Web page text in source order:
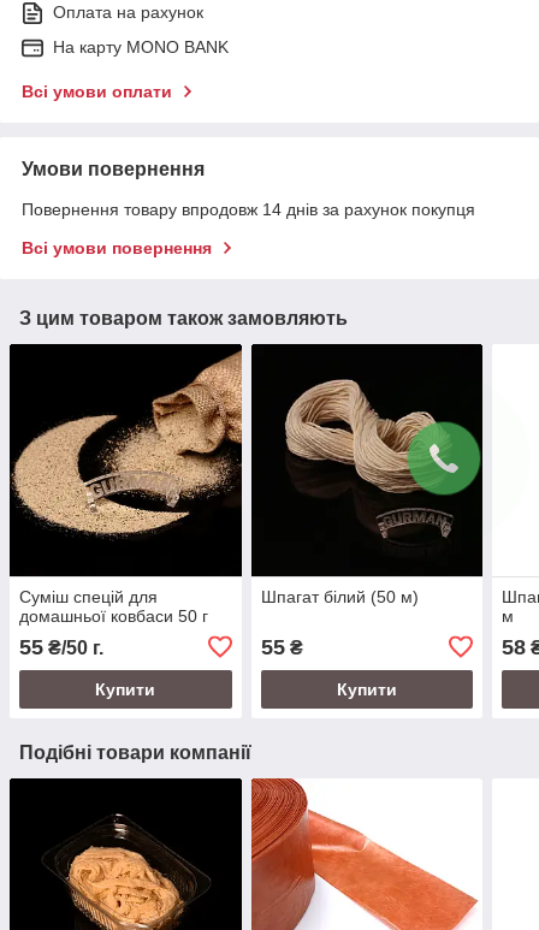
Оплата на рахунок
На карту MONO BANK
Всі умови оплати
Умови повернення
Повернення товару впродовж 14 днів за рахунок покупця
Всі умови повернення
З цим товаром також замовляють
Суміш спецій для
домашньої ковбаси 50 г
55 ₴/50 г.
Купити
Шпагат білий (50 м)
55₴
Купити
м
58
Подібні товари компанії